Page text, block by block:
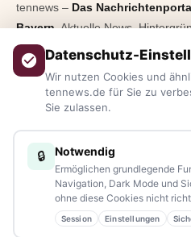
tennews – Das
Bayern.Aktuelle News,
aus allen Regionen, Städten und
Blaulicht, von Kultur bis Sport,
Veranstaltungen – immer
kennen eine Geschichte, die
Schreiben Sie uns – gemeinsam
Lesern bleiben wir am Puls der
Partnerschaften:
Datenschutz-
Wir nutzen Cookies und
tennews.de für Sie zu
Sie zulassen.
🔒 Notwendig
Ermöglichen grundlegende
Navigation, Dark Mode und
ohne diese Cookies nicht
Session Einstellungen